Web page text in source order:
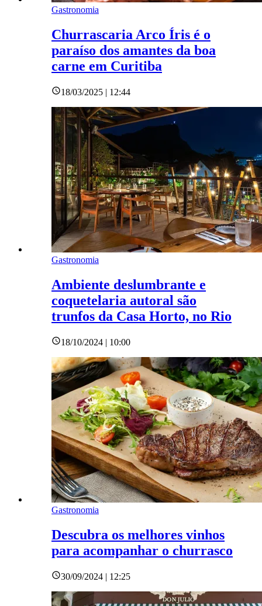
Gastronomia
Churrascaria Arco Íris é o
paraíso dos amantes da boa
carne em Curitiba
18/03/2025 | 12:44
Gastronomia
Ambiente deslumbrante e
coquetelaria autoral são
trunfos da Casa Horto, no Rio
18/10/2024 | 10:00
Gastronomia
Descubra os melhores vinhos
para acompanhar o churrasco
30/09/2024 | 12:25